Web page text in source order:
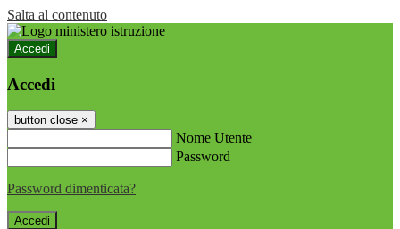
Salta al contenuto
Accedi
Accedi
button close ×
Nome Utente
Password
Password dimenticata?